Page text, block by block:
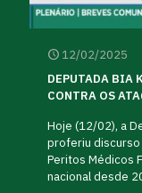
12/02/2025
DEPUTADA BIA
CONTRA OS
Hoje (12/02), a
proferiu discurso
Peritos Médicos
nacional desde